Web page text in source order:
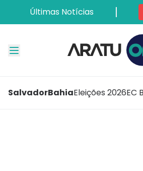
Últimas Notícias
SalvadorBahiaEleições 2026EC